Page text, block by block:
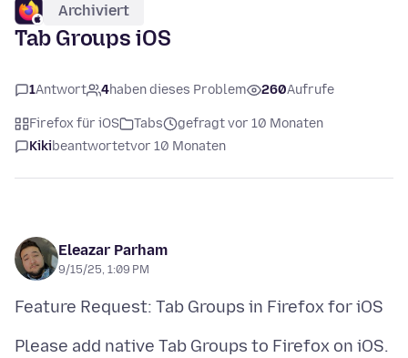
Archiviert
Tab Groups iOS
1Antwort 4haben dieses Problem 260Aufrufe
Firefox für iOS Tabs
gefragt vor 10 Monaten
Kikibeantwortetvor 10 Monaten
Eleazar Parham
9/15/25, 1:09 PM
Please add native Tab Groups to Firefox on iOS.